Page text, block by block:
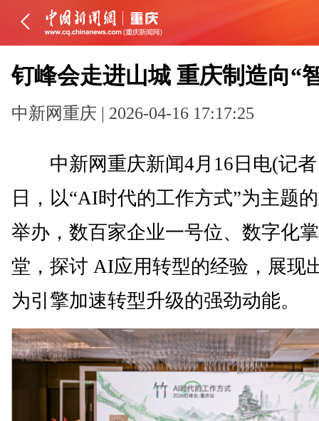
钉峰会走进山城 重庆制造向“
中新网重庆 | 2026-04-16 17:17:25
中新网重庆新闻4月16日电(记者
日，以“AI时代的工作方式”为主题
举办，数百家企业一号位、数字化
堂，探讨 AI应用转型的经验，展现
为引擎加速转型升级的强劲动能。